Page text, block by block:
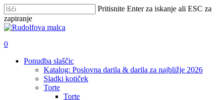
Skip
to
main
Pritisnite Enter za iskanje ali ESC za
zapiranje
Zapri
išči
account
0
Ponudba slaščic
Katalog: Poslovna darila & darila za najbližje 2026
Sladki kotiček
Torte
Torte